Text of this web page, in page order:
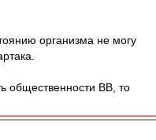
организма не могу
общественности ВВ, то